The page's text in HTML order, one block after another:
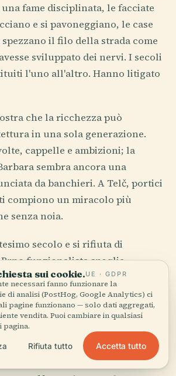
fame disciplinata, le facciate
e si pavoneggiano, le case
il filo della strada come
sviluppato dei nervi. I secoli
l'uno all'altro. Hanno litigato
che la ricchezza può
in una sola generazione.
cappelle e ambizioni; la
sembra ancora una
da banchieri. A Telč, portici
compiono un miracolo più
senza noia.
secolo e si rifiuta di
funzionalista spoglia
all'intenzione, mentre Praga
lampade cubiste, le scale e le
che persino i mobili possono
Gli edifici cechi non si
piedi. Pensano.
sui cookie.UE · GDPR
necessari fanno funzionare la
di analisi (PostHog, Google Analytics) ci
pagine funzionano — solo dati aggregati,
vendita. Puoi cambiare in qualsiasi
pagina.
Rifiuta tutto Accetta tutto